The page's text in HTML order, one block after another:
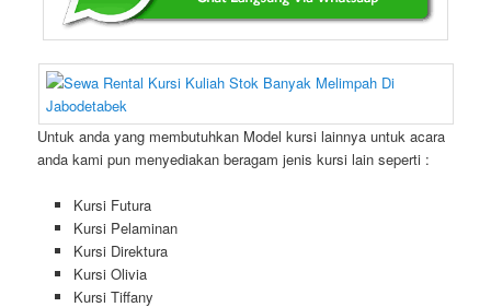
Untuk anda yang membutuhkan Model kursi lainnya untuk acara
anda kami pun menyediakan beragam jenis kursi lain seperti :
Kursi Futura
Kursi Pelaminan
Kursi Direktura
Kursi Olivia
Kursi Tiffany